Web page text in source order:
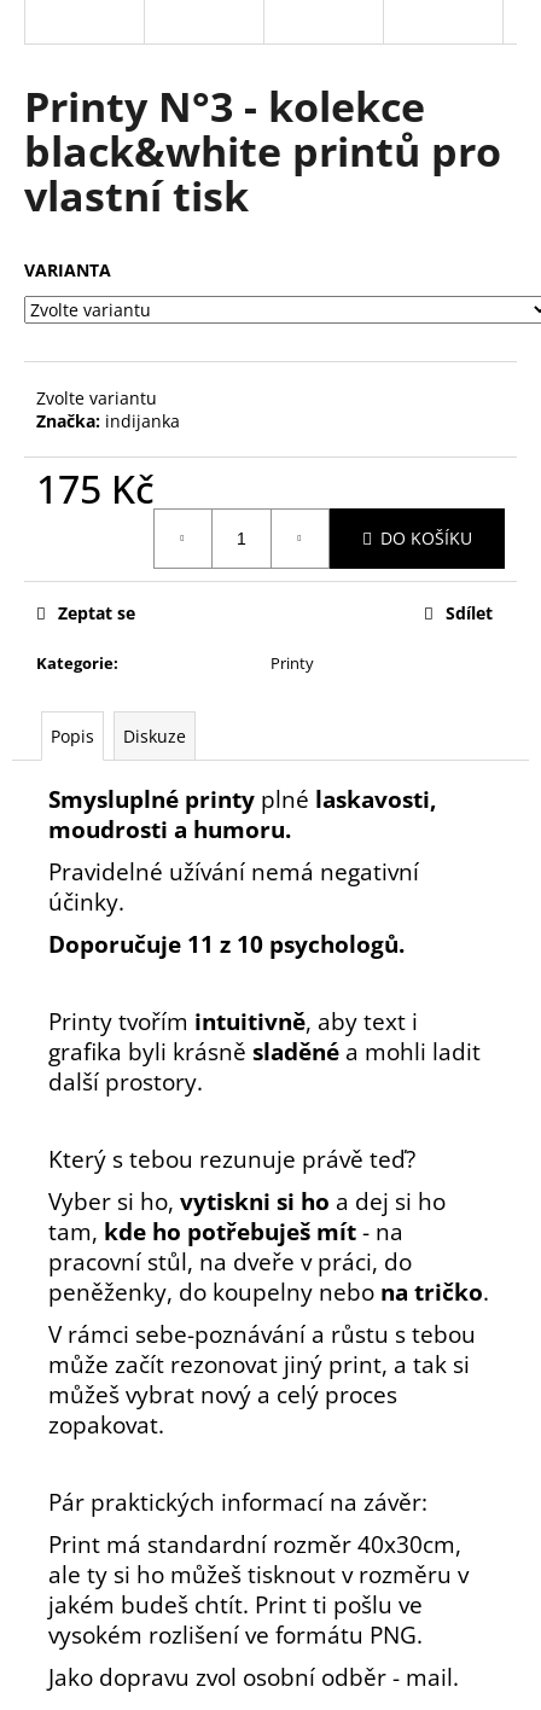
Printy N°3 - kolekce
black&white printů pro
vlastní tisk
VARIANTA
Zvolte variantu
Značka: indijanka
175 Kč
DO KOŠÍKU
Kategorie: Printy
Zeptat se Sdílet
Popis Diskuze
Smysluplné printy plné laskavosti,
moudrosti a humoru.
Pravidelné užívání nemá negativní
účinky.
Doporučuje 11 z 10 psychologů.
Printy tvořím intuitivně, aby text i
grafika byli krásně sladěné a mohli ladit
další prostory.
Který s tebou rezunuje právě teď?
Vyber si ho, vytiskni si ho a dej si ho
tam, kde ho potřebuješ mít - na
pracovní stůl, na dveře v práci, do
peněženky, do koupelny nebo na tričko.
V rámci sebe-poznávání a růstu s tebou
může začít rezonovat jiný print, a tak si
můžeš vybrat nový a celý proces
zopakovat.
Pár praktických informací na závěr:
Print má standardní rozměr 40x30cm,
ale ty si ho můžeš tisknout v rozměru v
jakém budeš chtít. Print ti pošlu ve
vysokém rozlišení ve formátu PNG.
Jako dopravu zvol osobní odběr - mail.
í
t
?
D
o
o
e
m
e